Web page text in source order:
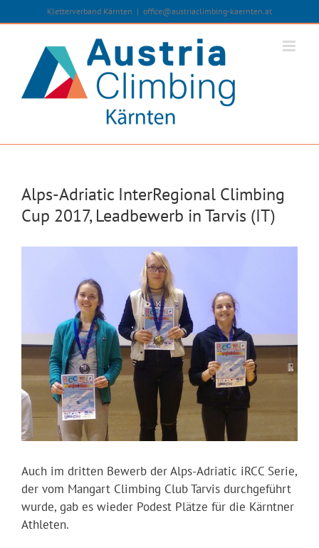
Inhalt
Kletterverband Kärnten | office@austriaclimbing-kaernten.at
Alps-Adriatic InterRegional Climbing
Cup 2017, Leadbewerb in Tarvis (IT)
Auch im dritten Bewerb der Alps-Adriatic iRCC Serie,
der vom Mangart Climbing Club Tarvis durchgeführt
wurde, gab es wieder Podest Plätze für die Kärntner
Athleten.